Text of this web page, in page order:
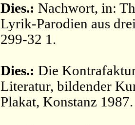
Dies.: Nachwort, in:
Lyrik-Parodien aus
299-32 1.
Dies.: Die
Literatur, bildender
Plakat, Konstanz 1987.